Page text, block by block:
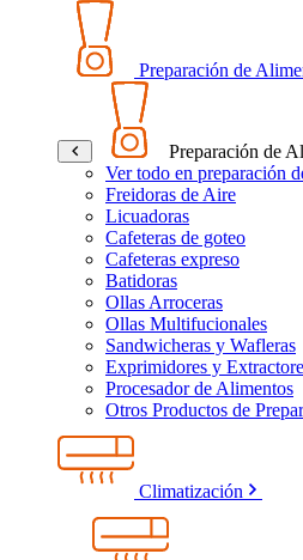
Preparación de
Preparación de
Ver todo en preparación
Freidoras de Aire
Licuadoras
Cafeteras de goteo
Cafeteras expreso
Batidoras
Ollas Arroceras
Ollas Multifucionales
Sandwicheras y Wafleras
Exprimidores y
Procesador de Alimentos
Otros Productos de
Climatización